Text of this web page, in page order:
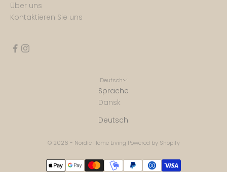
Über uns
Kontaktieren Sie uns
Deutsch
Sprache
Dansk
Deutsch
© 2026 - Nordic Home Living Powered by Shopify